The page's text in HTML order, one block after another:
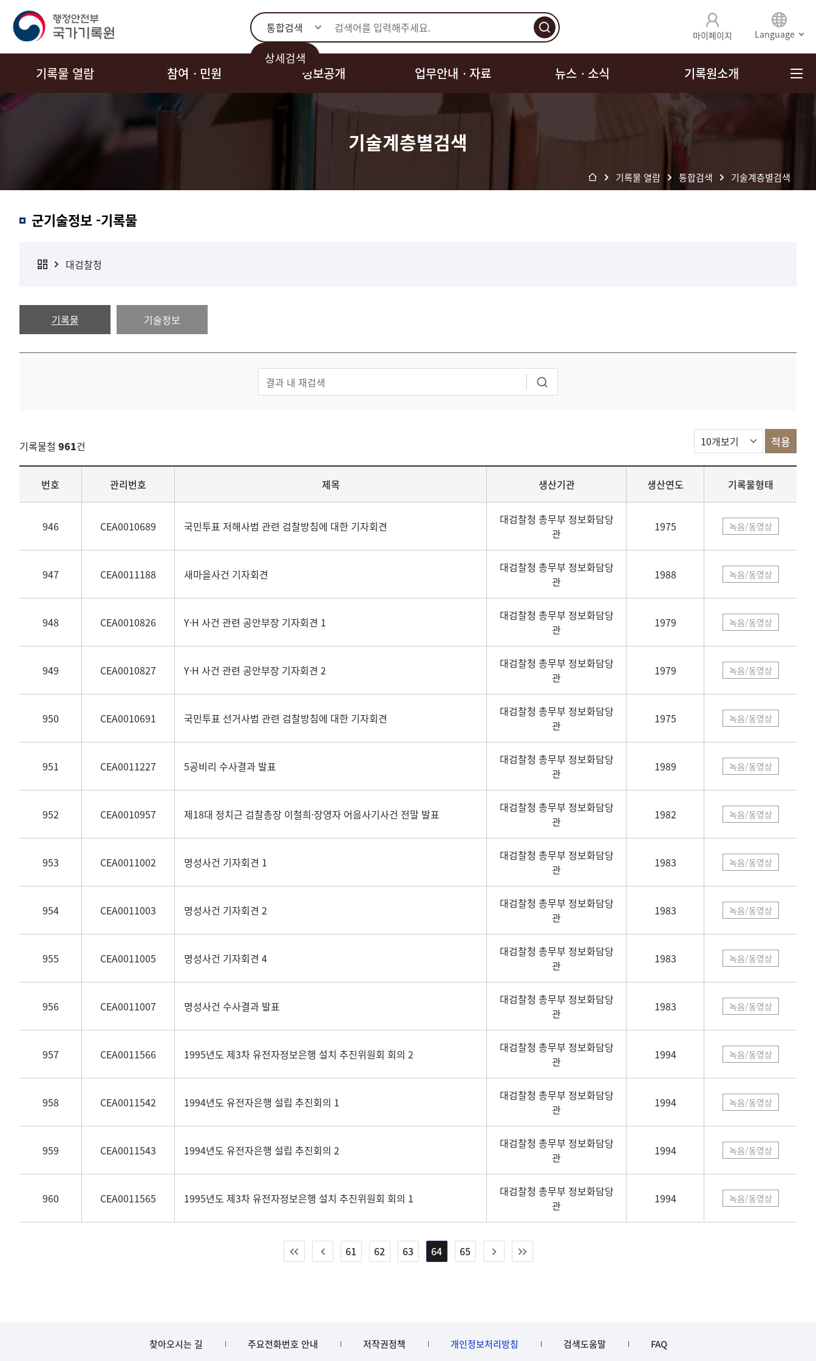
통합검색
상세검색
마이페이지 Language
기록물 열람 참여ㆍ민원 정보공개 업무안내ㆍ자료 뉴스ㆍ소식 기록원소개
기술계층별검색
기록물 열람 통합검색 기술계층별검색
군기술정보 -기록물
대검찰청
기록물 기술정보
기록물철 961건
번호 관리번호 제목 생산기관 생산연도 기록물형태
946 CEA0010689 국민투표 저해사범 관련 검찰방침에 대한 기자회견
대검찰청 총무부 정보화담당
관
1975 녹음/동영상
947 CEA0011188 새마을사건 기자회견
대검찰청 총무부 정보화담당
관
1988 녹음/동영상
948 CEA0010826 Y·H 사건 관련 공안부장 기자회견 1
대검찰청 총무부 정보화담당
관
1979 녹음/동영상
949 CEA0010827 Y·H 사건 관련 공안부장 기자회견 2
대검찰청 총무부 정보화담당
관
1979 녹음/동영상
950 CEA0010691 국민투표 선거사범 관련 검찰방침에 대한 기자회견
대검찰청 총무부 정보화담당
관
1975 녹음/동영상
951 CEA0011227 5공비리 수사결과 발표
대검찰청 총무부 정보화담당
관
1989 녹음/동영상
952 CEA0010957 제18대 정치근 검찰총장 이철희·장영자 어음사기사건 전말 발표
대검찰청 총무부 정보화담당
관
1982 녹음/동영상
953 CEA0011002 명성사건 기자회견 1
대검찰청 총무부 정보화담당
관
1983 녹음/동영상
954 CEA0011003 명성사건 기자회견 2
대검찰청 총무부 정보화담당
관
1983 녹음/동영상
955 CEA0011005 명성사건 기자회견 4
대검찰청 총무부 정보화담당
관
1983 녹음/동영상
956 CEA0011007 명성사건 수사결과 발표
대검찰청 총무부 정보화담당
관
1983 녹음/동영상
957 CEA0011566 1995년도 제3차 유전자정보은행 설치 추진위원회 회의 2
대검찰청 총무부 정보화담당
관
1994 녹음/동영상
958 CEA0011542 1994년도 유전자은행 설립 추진회의 1
대검찰청 총무부 정보화담당
관
1994 녹음/동영상
959 CEA0011543 1994년도 유전자은행 설립 추진회의 2
대검찰청 총무부 정보화담당
관
1994 녹음/동영상
960 CEA0011565 1995년도 제3차 유전자정보은행 설치 추진위원회 회의 1
대검찰청 총무부 정보화담당
관
1994 녹음/동영상
61 62 63 64 65
찾아오시는 길 주요전화번호 안내 저작권정책 개인정보처리방침 검색도움말 FAQ